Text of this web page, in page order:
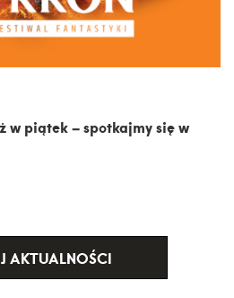
w piątek – spotkajmy się w
AKTUALNOŚCI